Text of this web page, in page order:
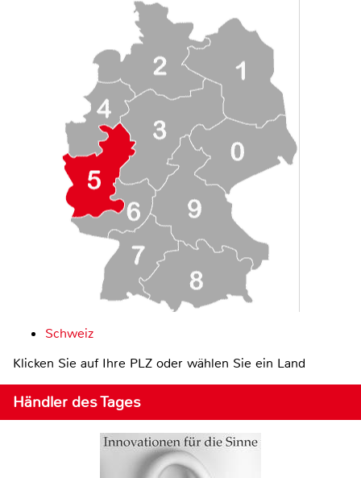
Schweiz
Klicken Sie auf Ihre PLZ oder wählen Sie ein Land
Händler des Tages